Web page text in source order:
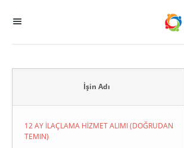
İşin Adı
12 AY İLAÇLAMA HİZMET ALIMI (DOĞRUDAN
TEMIN)